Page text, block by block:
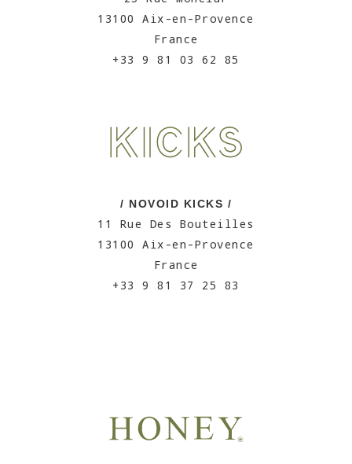
13100 Aix-en-Provence
France
+33 9 81 03 62 85
/ NOVOID KICKS /
11 Rue Des Bouteilles
13100 Aix-en-Provence
France
+33 9 81 37 25 83